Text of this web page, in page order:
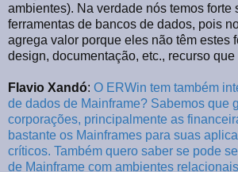
ambientes). Na verdade nós temos forte
ferramentas de bancos de dados, pois
agrega valor porque eles não têm estes
design, documentação, etc., recurso que
Flavio Xandó: O ERWin tem também
de dados de Mainframe? Sabemos que
corporações, principalmente as
bastante os Mainframes para suas
críticos. Também quero saber se pode
de Mainframe com ambientes